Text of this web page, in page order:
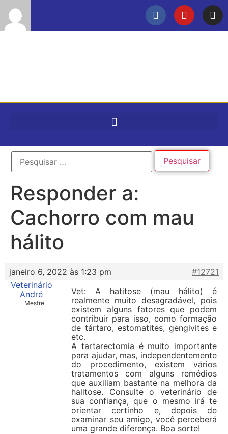
Responder a:
Cachorro com mau
hálito
janeiro 6, 2022 às 1:23 pm
#12721
Veterinário
André
Mestre
Vet: A hatitose (mau hálito) é
realmente muito desagradável, pois
existem alguns fatores que podem
contribuir para isso, como formação
de tártaro, estomatites, gengivites e
etc.
A tartarectomia é muito importante
para ajudar, mas, independentemente
do procedimento, existem vários
tratamentos com alguns remédios
que auxiliam bastante na melhora da
halitose. Consulte o veterinário de
sua confiança, que o mesmo irá te
orientar certinho e, depois de
examinar seu amigo, você perceberá
uma grande diferença. Boa sorte!